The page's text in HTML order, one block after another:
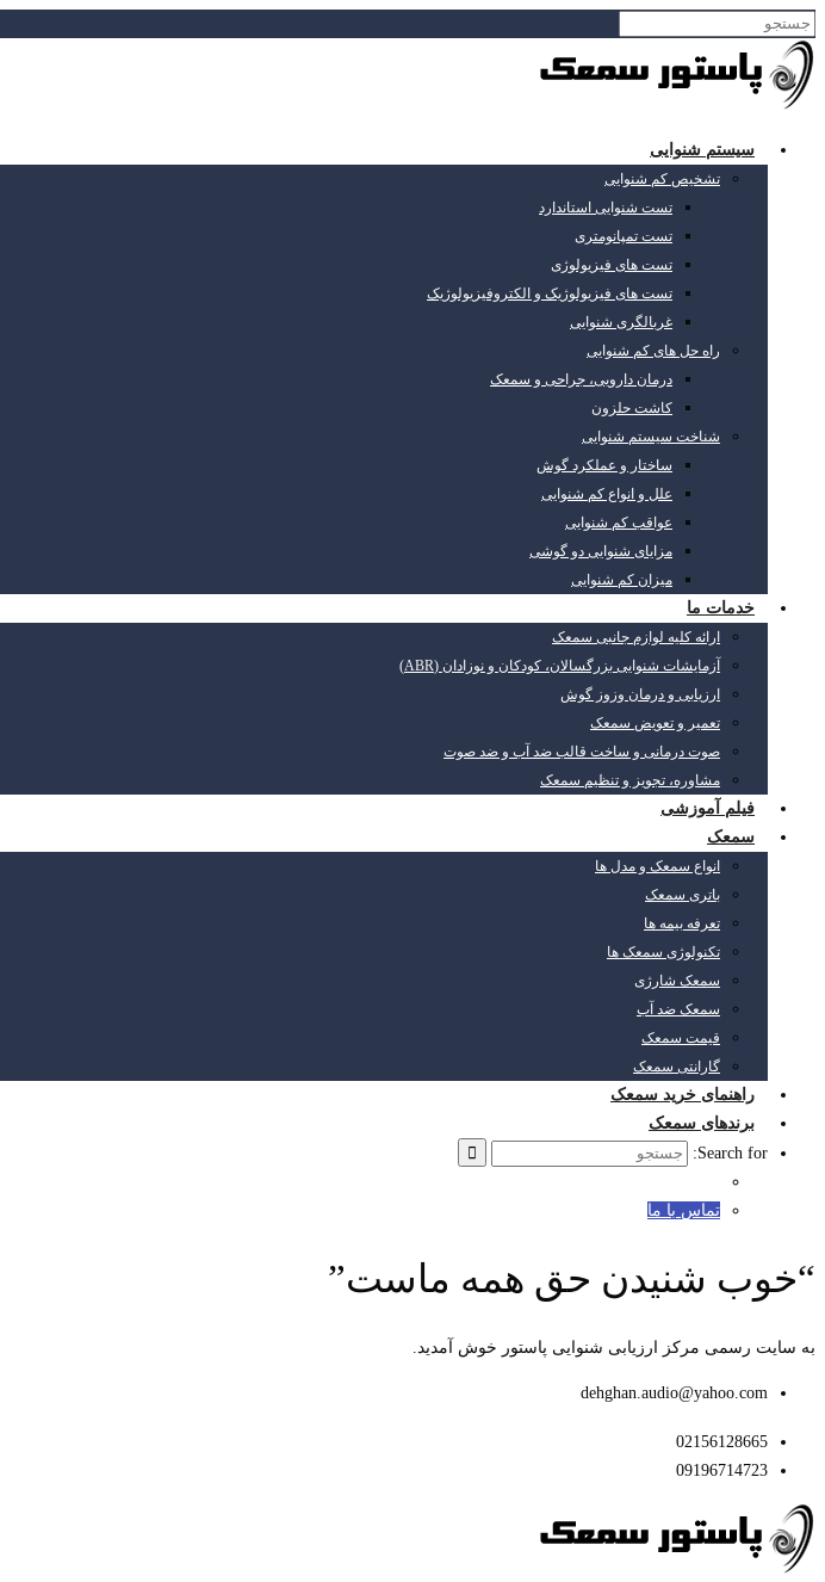
سیستم شنوایی
تشخیص کم شنوایی
تست شنوایی استاندارد
تست تمپانومتری
تست های فیزیولوژی
تست های فیزیولوژیک و الکتروفیزیولوژیک
غربالگری شنوایی
راه حل های کم شنوایی
درمان دارویی، جراحی و سمعک
کاشت حلزون
شناخت سیستم شنوایی
ساختار و عملکرد گوش
علل و انواع کم شنوایی
عواقب کم شنوایی
مزایای شنوایی دو گوشی
میزان کم شنوایی
خدمات ما
ارائه کلیه لوازم جانبی سمعک
آزمایشات شنوایی بزرگسالان، کودکان و نوزادان (ABR)
ارزیابی و درمان وزوز گوش
تعمیر و تعویض سمعک
صوت درمانی و ساخت قالب ضد آب و ضد صوت
مشاوره، تجویز و تنظیم سمعک
فیلم آموزشی
سمعک
انواع سمعک و مدل ها
باتری سمعک
تعرفه بیمه ها
تکنولوژی سمعک ها
سمعک شارژی
سمعک ضد آب
قیمت سمعک
گارانتی سمعک
راهنمای خرید سمعک
برندهای سمعک
Search for:
تماس با ما
“خوب شنیدن حق همه ماست”
به سایت رسمی مرکز ارزیابی شنوایی پاستور خوش آمدید.
dehghan.audio@yahoo.com
02156128665
09196714723